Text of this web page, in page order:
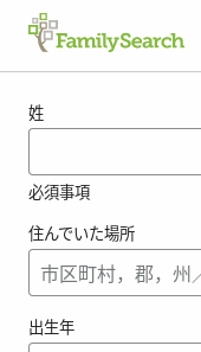
姓
必須事項
住んでいた場所
出生年